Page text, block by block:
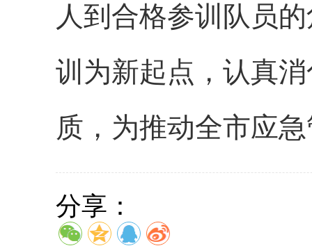
人到合格参训队员
训为新起点，认真
质，为推动全市应
分享：